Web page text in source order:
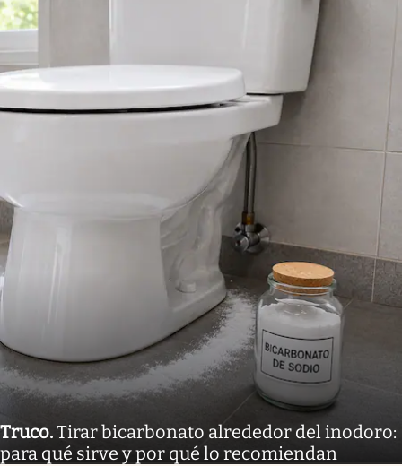
Truco.Tirar bicarbonato alrededor del inodoro:
para qué sirve y por qué lo recomiendan